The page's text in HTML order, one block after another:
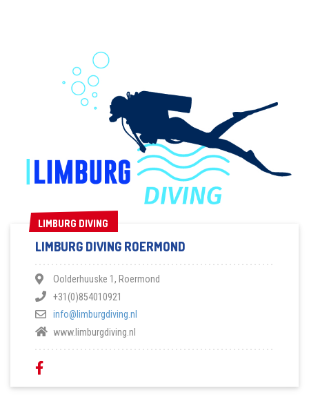
LIMBURG DIVING
LIMBURG DIVING
LIMBURG DIVING ROERMOND
Oolderhuuske 1, Roermond
+31(0)854010921
info@limburgdiving.nl
www.limburgdiving.nl